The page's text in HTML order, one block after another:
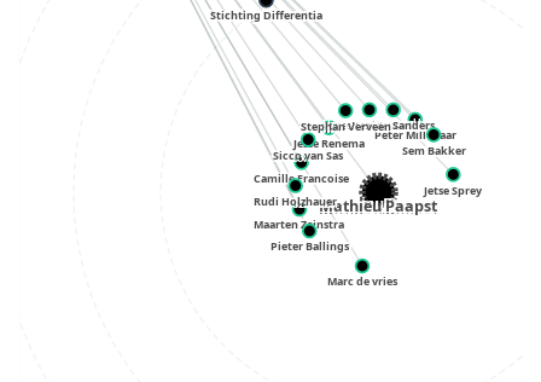
Stichting Differentia
Camille Francoise
Elgar Weijtmans
Jesse Renema
Jetse Sprey
Maarten Zeinstra
Marc de vries
Mathieu Paapst
Peter Millenaar
Pieter Ballings
Ramon Sanders
Rudi Holzhauer
Sem Bakker
Sicco van Sas
Stephan Verveen